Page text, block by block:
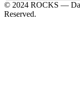
© 2024 ROCKS —
Reserved.